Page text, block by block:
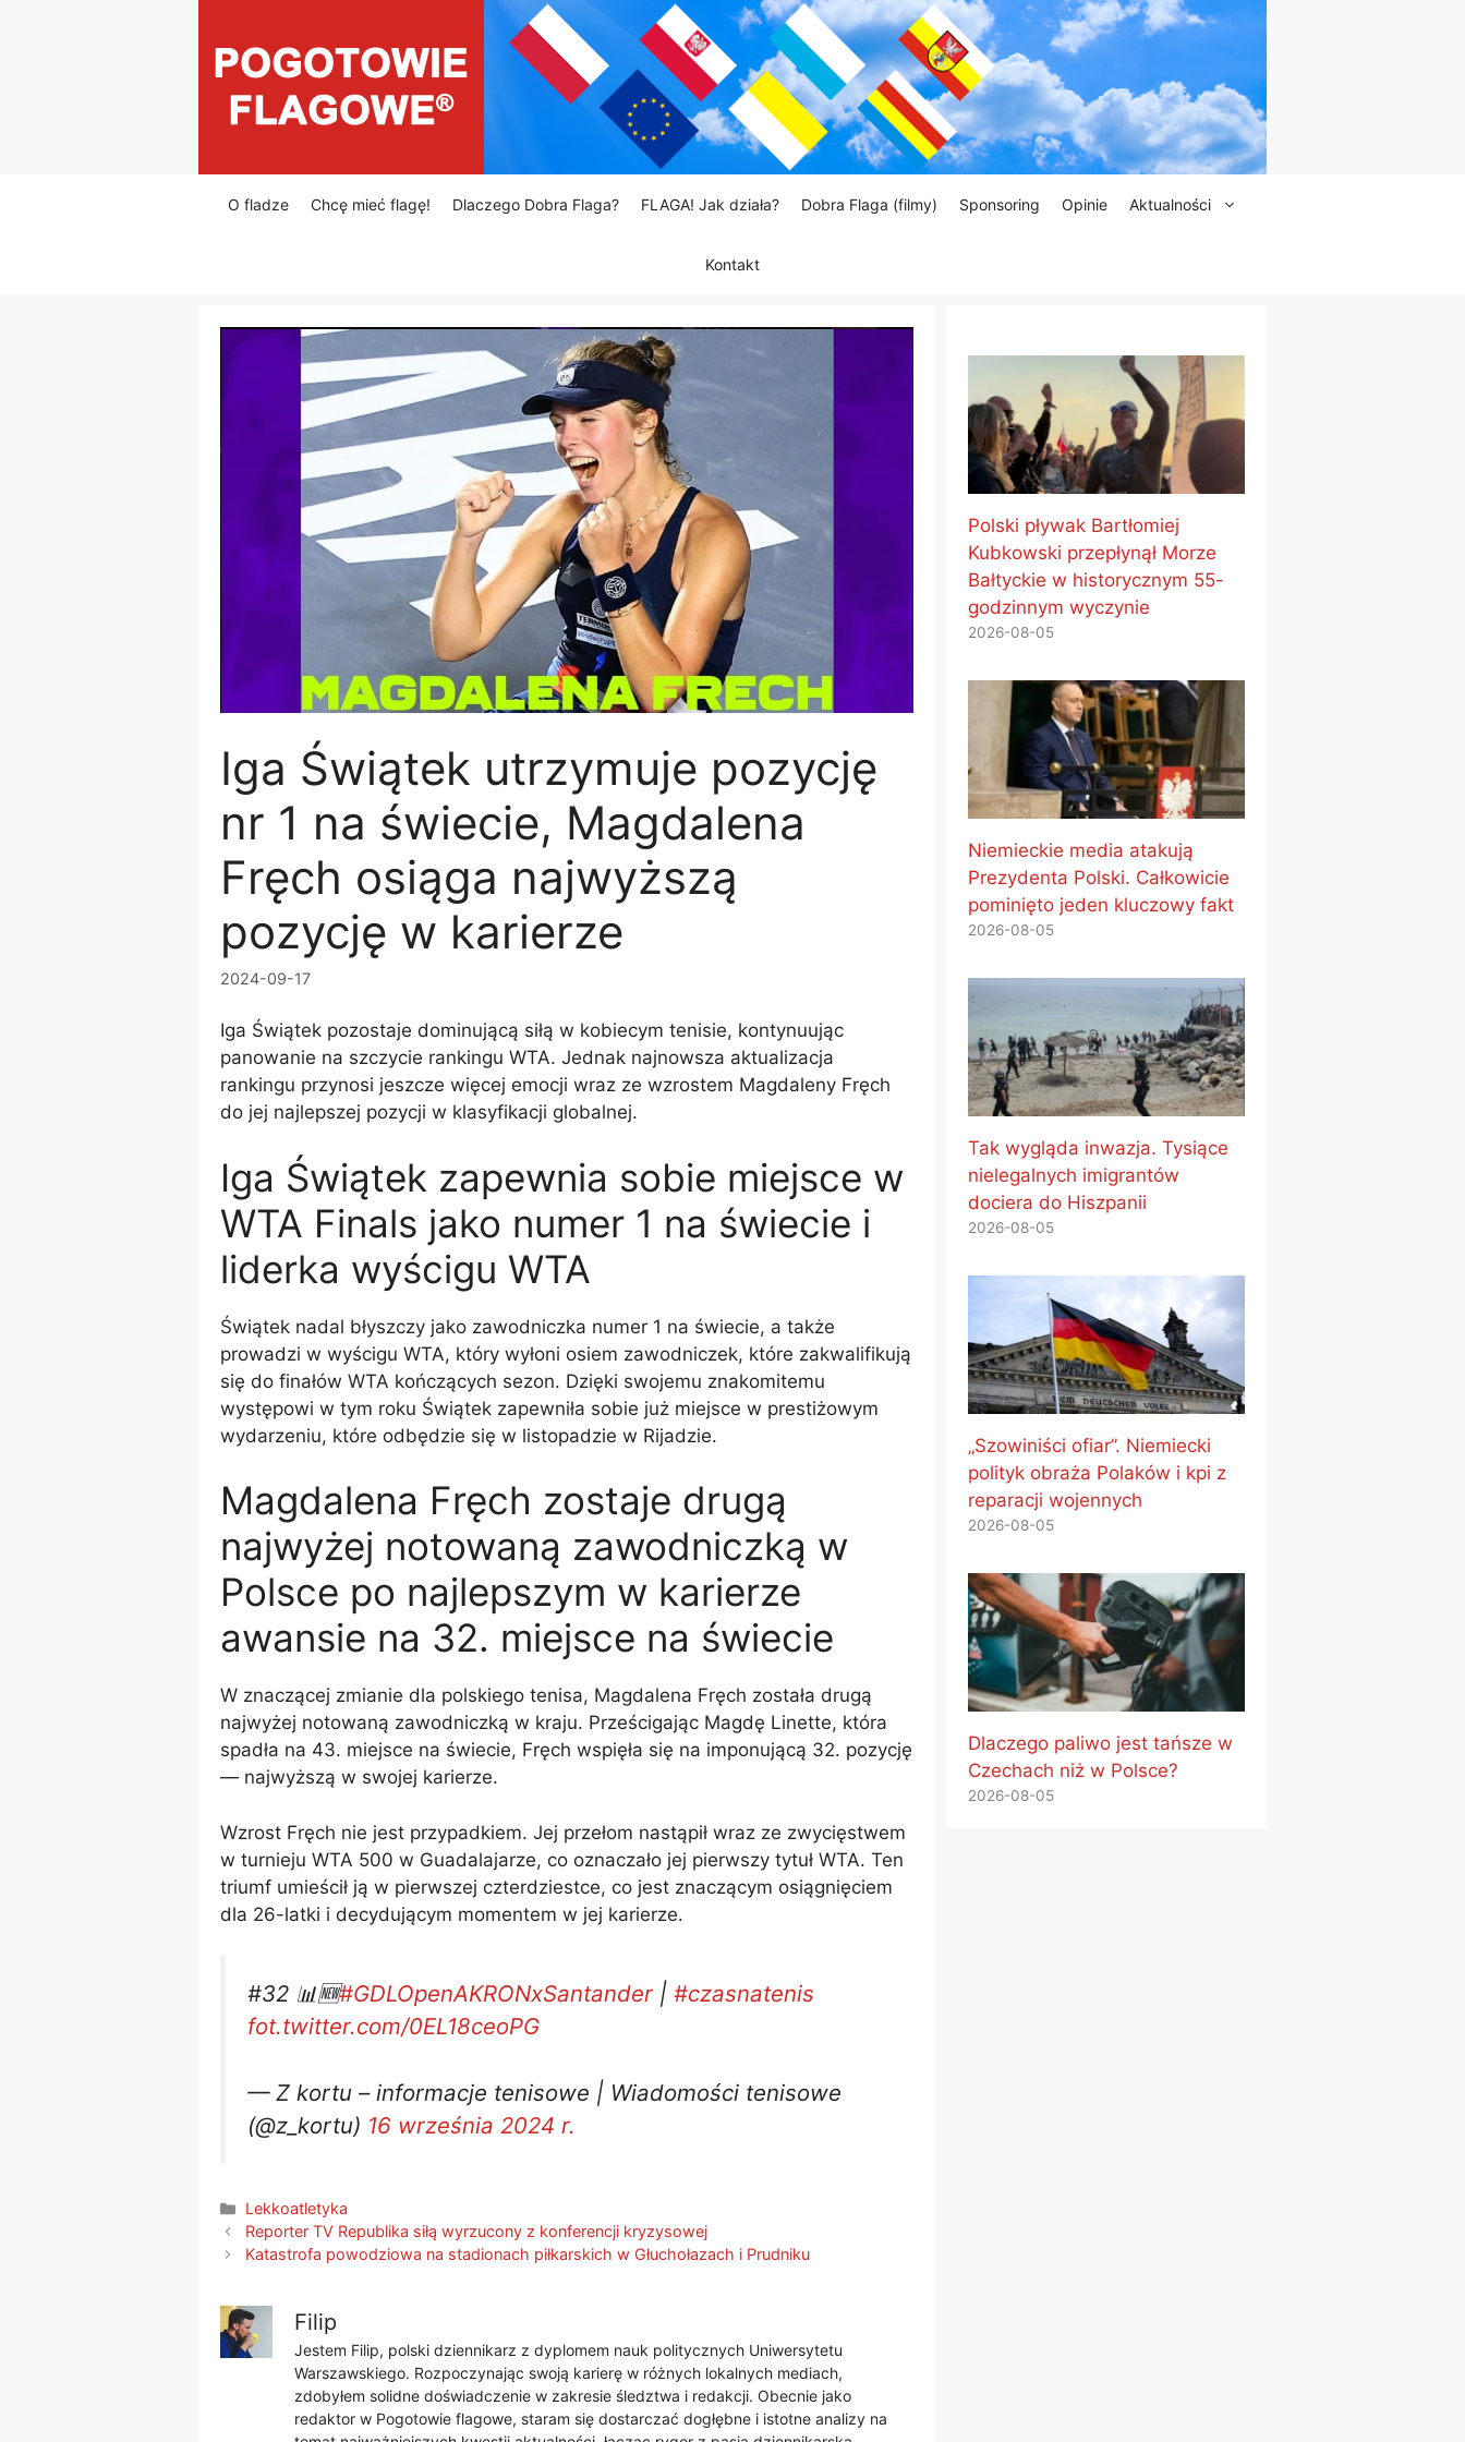
O fladze Chcę mieć flagę! Dlaczego Dobra Flaga? FLAGA! Jak działa? Dobra Flaga (filmy) Sponsoring Opinie Aktualności
Kontakt
Iga Świątek utrzymuje pozycję
nr 1 na świecie, Magdalena
Fręch osiąga najwyższą
pozycję w karierze
2024-09-17
Iga Świątek pozostaje dominującą siłą w kobiecym tenisie, kontynuując
panowanie na szczycie rankingu WTA. Jednak najnowsza aktualizacja
rankingu przynosi jeszcze więcej emocji wraz ze wzrostem Magdaleny Fręch
do jej najlepszej pozycji w klasyfikacji globalnej.
Iga Świątek zapewnia sobie miejsce w
WTA Finals jako numer 1 na świecie i
liderka wyścigu WTA
Świątek nadal błyszczy jako zawodniczka numer 1 na świecie, a także
prowadzi w wyścigu WTA, który wyłoni osiem zawodniczek, które zakwalifikują
się do finałów WTA kończących sezon. Dzięki swojemu znakomitemu
występowi w tym roku Świątek zapewniła sobie już miejsce w prestiżowym
wydarzeniu, które odbędzie się w listopadzie w Rijadzie.
Magdalena Fręch zostaje drugą
najwyżej notowaną zawodniczką w
Polsce po najlepszym w karierze
awansie na 32. miejsce na świecie
W znaczącej zmianie dla polskiego tenisa, Magdalena Fręch została drugą
najwyżej notowaną zawodniczką w kraju. Prześcigając Magdę Linette, która
spadła na 43. miejsce na świecie, Fręch wspięła się na imponującą 32. pozycję
— najwyższą w swojej karierze.
Wzrost Fręch nie jest przypadkiem. Jej przełom nastąpił wraz ze zwycięstwem
w turnieju WTA 500 w Guadalajarze, co oznaczało jej pierwszy tytuł WTA. Ten
triumf umieścił ją w pierwszej czterdziestce, co jest znaczącym osiągnięciem
dla 26-latki i decydującym momentem w jej karierze.
#32 📊🆕#GDLOpenAKRONxSantander | #czasnatenis
fot.twitter.com/0EL18ceoPG
— Z kortu – informacje tenisowe | Wiadomości tenisowe
(@z_kortu) 16 września 2024 r.
Kategorie
Lekkoatletyka
Reporter TV Republika siłą wyrzucony z konferencji kryzysowej
Katastrofa powodziowa na stadionach piłkarskich w Głuchołazach i Prudniku
Filip
Jestem Filip, polski dziennikarz z dyplomem nauk politycznych Uniwersytetu
Warszawskiego. Rozpoczynając swoją karierę w różnych lokalnych mediach,
zdobyłem solidne doświadczenie w zakresie śledztwa i redakcji. Obecnie jako
redaktor w Pogotowie flagowe, staram się dostarczać dogłębne i istotne analizy na
Polski pływak Bartłomiej
Kubkowski przepłynął Morze
Bałtyckie w historycznym 55-
godzinnym wyczynie
2026-08-05
Niemieckie media atakują
Prezydenta Polski. Całkowicie
pominięto jeden kluczowy fakt
2026-08-05
Tak wygląda inwazja. Tysiące
nielegalnych imigrantów
dociera do Hiszpanii
2026-08-05
„Szowiniści ofiar”. Niemiecki
polityk obraża Polaków i kpi z
reparacji wojennych
2026-08-05
Dlaczego paliwo jest tańsze w
Czechach niż w Polsce?
2026-08-05